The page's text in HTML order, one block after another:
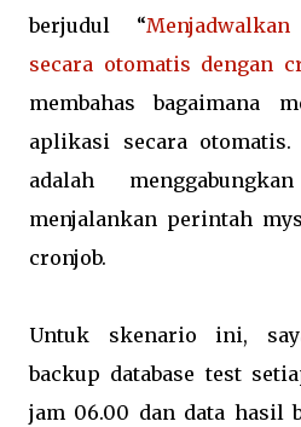
berjudul “
secara otomatis dengan
membahas bagaimana
aplikasi secara
adalah
menjalankan perintah
cronjob.
Untuk skenario ini,
backup database test
jam 06.00 dan data hasil